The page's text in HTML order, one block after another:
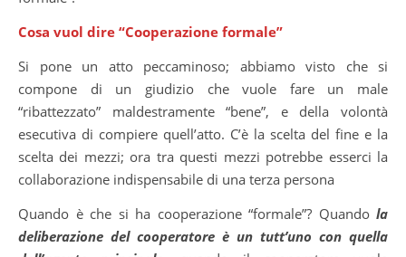
Cosa vuol dire “Cooperazione formale”
Si pone un atto peccaminoso; abbiamo visto che si
compone di un giudizio che vuole fare un male
“ribattezzato” maldestramente “bene”, e della volontà
esecutiva di compiere quell’atto. C’è la scelta del fine e la
scelta dei mezzi; ora tra questi mezzi potrebbe esserci la
collaborazione indispensabile di una terza persona
Quando è che si ha cooperazione “formale”? Quando la
deliberazione del cooperatore è un tutt’uno con quella